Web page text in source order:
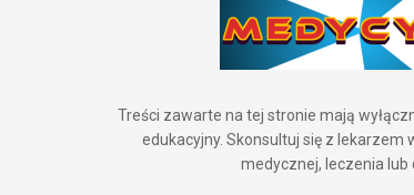
Treści zawarte na tej stronie mają
edukacyjny. Skonsultuj się z lekarzem
medycznej, leczenia lub